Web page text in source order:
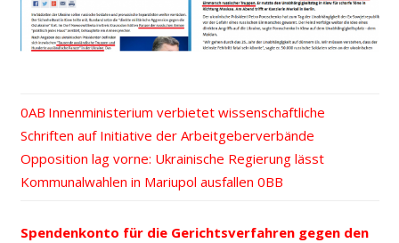
Beitrags-
Navigation
Vorheriger
Beitrag:
Innenministerium verbietet wissenschaftliche
Schriften auf Initiative der Arbeitgeberverbände
Nächster
Beitrag:
Opposition lag vorne: Ukrainische Regierung lässt
Kommunalwahlen in Mariupol ausfallen
Spendenkonto für die Gerichtsverfahren gegen den